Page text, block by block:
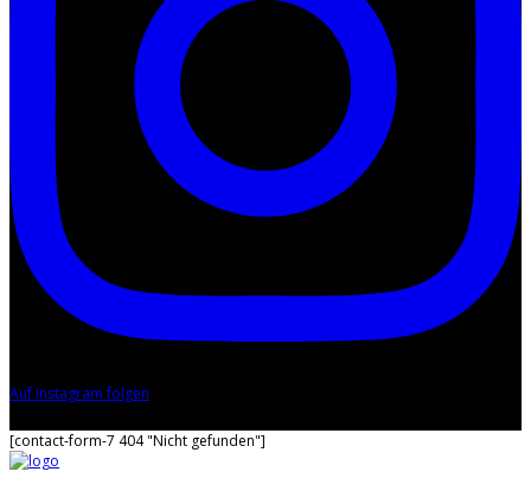
Auf Instagram folgen
[contact-form-7 404 "Nicht gefunden"]